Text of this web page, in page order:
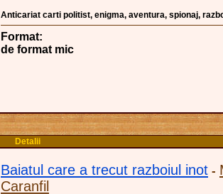
Anticariat carti politist, enigma, aventura, spionaj,
Format:
de format mic
Detalii
Baiatul care a trecut razboiul inot -
Caranfil